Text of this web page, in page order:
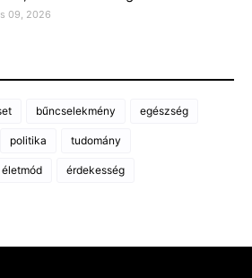
09, 2026
bűncselekmény egészség
politika tudomány
életmód érdekesség